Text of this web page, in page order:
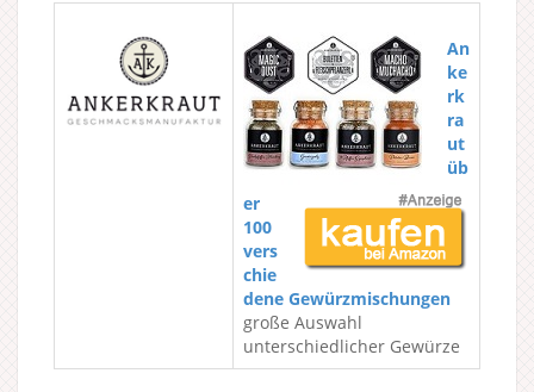
An
ke
rk
ra
ut
üb
er
100
vers
chie
dene Gewürzmischungen
große Auswahl
unterschiedlicher Gewürze